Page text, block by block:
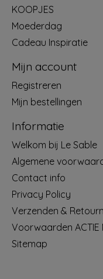
KOOPJES
Moederdag
Cadeau Inspiratie
Mijn account
Registreren
Mijn bestellingen
Informatie
Welkom bij Le Sable
Algemene
Contact info
Privacy Policy
Verzenden &
Voorwaarden ACTIE
Sitemap